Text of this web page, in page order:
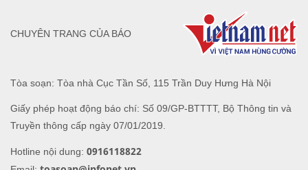
Tòa soạn: Tòa nhà Cục Tần Số, 115 Trần Duy Hưng Hà Nội
Giấy phép hoạt động báo chí: Số 09/GP-BTTTT, Bộ Thông tin và
Truyền thông cấp ngày 07/01/2019.
Hotline nội dung: 0916118822
CHUYÊN TRANG CỦA BÁO